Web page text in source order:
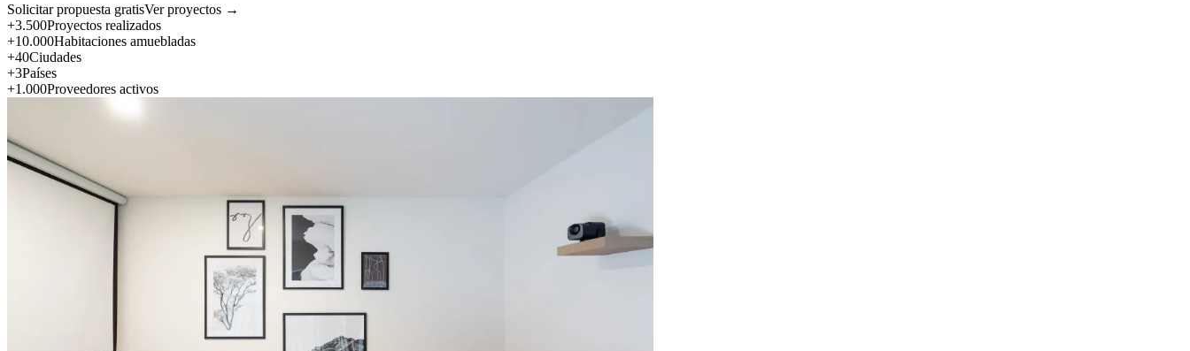
Solicitar propuesta gratisVer proyectos →
+3.500Proyectos realizados
+10.000Habitaciones amuebladas
+40Ciudades
+3Países
+1.000Proveedores activos